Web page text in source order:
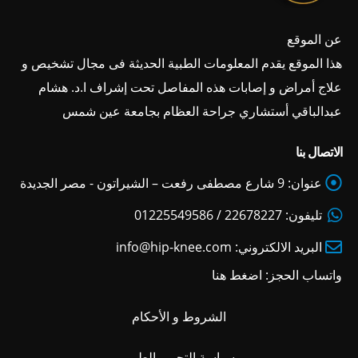
عن الموقع
هذا الموقع يقدم المعلومات الطبية الحديثة فى مجال تشخيص و
علاج أمراض و إصابات هذه المفاصل تحت إشراف ا.د. هشام
عبدالباقي أستشاري جراحة العظام بجامعة عين شمس
الاتصال بنا
عنوان: 9 شارع مصطفى رفعت – الشيراتون - مصر الجديدة
تليفون: 22678227 / 01225549586
البريد الالكتروني: info@hip-knee.com
واتساب الحجز: اضغط هنا
الشروط و الأحكام